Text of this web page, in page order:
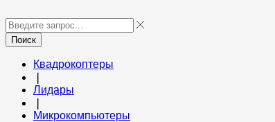
Поиск
Квадрокоптеры
Лидары
Микрокомпьютеры